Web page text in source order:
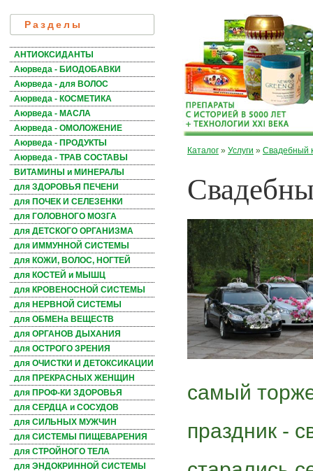
Разделы
АНТИОКСИДАНТЫ
Аюрведа - БИОДОБАВКИ
Аюрведа - для ВОЛОС
Аюрведа - КОСМЕТИКА
Аюрведа - МАСЛА
Аюрведа - ОМОЛОЖЕНИЕ
Аюрведа - ПРОДУКТЫ
Аюрведа - ТРАВ СОСТАВЫ
ВИТАМИНЫ и МИНЕРАЛЫ
для ЗДОРОВЬЯ ПЕЧЕНИ
для ПОЧЕК И СЕЛЕЗЕНКИ
для ГОЛОВНОГО МОЗГА
для ДЕТСКОГО ОРГАНИЗМА
для ИММУННОЙ СИСТЕМЫ
для КОЖИ, ВОЛОС, НОГТЕЙ
для КОСТЕЙ и МЫШЦ
для КРОВЕНОСНОЙ СИСТЕМЫ
для НЕРВНОЙ СИСТЕМЫ
для ОБМЕНа ВЕЩЕСТВ
для ОРГАНОВ ДЫХАНИЯ
для ОСТРОГО ЗРЕНИЯ
для ОЧИСТКИ И ДЕТОКСИКАЦИИ
для ПРЕКРАСНЫХ ЖЕНЩИН
для ПРОФ-КИ ЗДОРОВЬЯ
для СЕРДЦА и СОСУДОВ
для СИЛЬНЫХ МУЖЧИН
для СИСТЕМЫ ПИЩЕВАРЕНИЯ
для СТРОЙНОГО ТЕЛА
для ЭНДОКРИННОЙ СИСТЕМЫ
Каталог » Услуги » Свадебный
самый
праздник -